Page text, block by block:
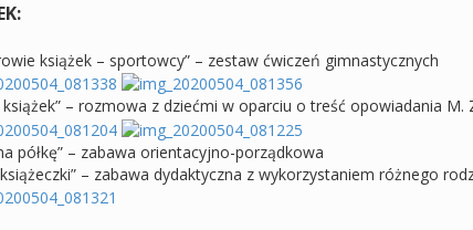
książek – sportowcy” – zestaw ćwiczeń gimnastycznych
książek” – rozmowa z dziećmi w oparciu o treść opowiadania M.
półkę” – zabawa orientacyjno-porządkowa
– zabawa dydaktyczna z wykorzystaniem różnego